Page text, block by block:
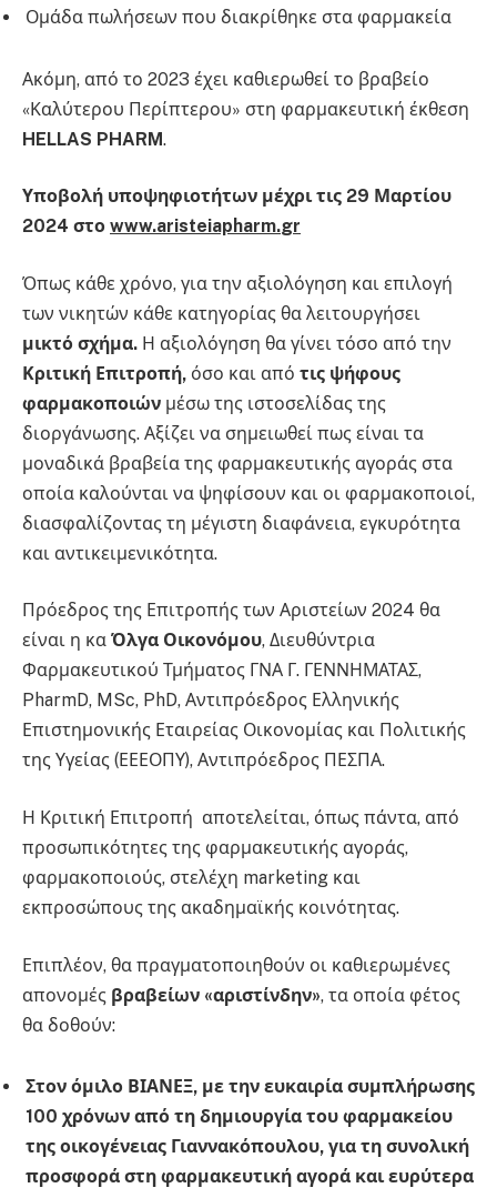
Ομάδα πωλήσεων που διακρίθηκε στα φαρμακεία
Ακόμη, από το 2023 έχει καθιερωθεί το βραβείο
«Καλύτερου Περίπτερου» στη φαρμακευτική έκθεση
HELLAS PHARM.
Υποβολή υποψηφιοτήτων μέχρι τις 29 Μαρτίου
2024 στο www.aristeiapharm.gr
Όπως κάθε χρόνο, για την αξιολόγηση και επιλογή
των νικητών κάθε κατηγορίας θα λειτουργήσει
μικτό σχήμα. Η αξιολόγηση θα γίνει τόσο από την
Κριτική Επιτροπή, όσο και από τις ψήφους
φαρμακοποιών μέσω της ιστοσελίδας της
διοργάνωσης. Αξίζει να σημειωθεί πως είναι τα
μοναδικά βραβεία της φαρμακευτικής αγοράς στα
οποία καλούνται να ψηφίσουν και οι φαρμακοποιοί,
διασφαλίζοντας τη μέγιστη διαφάνεια, εγκυρότητα
και αντικειμενικότητα.
Πρόεδρος της Επιτροπής των Αριστείων 2024 θα
είναι η κα Όλγα Οικονόμου, Διευθύντρια
Φαρμακευτικού Τμήματος ΓΝΑ Γ. ΓΕΝΝΗΜΑΤΑΣ,
PharmD, MSc, PhD, Αντιπρόεδρος Ελληνικής
Επιστημονικής Εταιρείας Οικονομίας και Πολιτικής
της Υγείας (ΕΕΕΟΠΥ), Αντιπρόεδρος ΠΕΣΠΑ.
Η Κριτική Επιτροπή αποτελείται, όπως πάντα, από
προσωπικότητες της φαρμακευτικής αγοράς,
φαρμακοποιούς, στελέχη marketing και
εκπροσώπους της ακαδημαϊκής κοινότητας.
Επιπλέον, θα πραγματοποιηθούν οι καθιερωμένες
απονομές βραβείων «αριστίνδην», τα οποία φέτος
θα δοθούν:
Στον όμιλο ΒΙΑΝΕΞ, με την ευκαιρία συμπλήρωσης
100 χρόνων από τη δημιουργία του φαρμακείου
της οικογένειας Γιαννακόπουλου, για τη συνολική
προσφορά στη φαρμακευτική αγορά και ευρύτερα